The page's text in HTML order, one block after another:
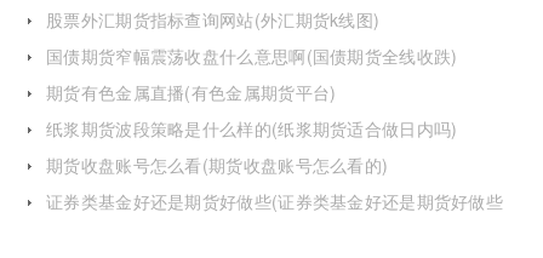
股票外汇期货指标查询网站(外汇期货k线图)
国债期货窄幅震荡收盘什么意思啊(国债期货全线收跌)
期货有色金属直播(有色金属期货平台)
纸浆期货波段策略是什么样的(纸浆期货适合做日内吗)
期货收盘账号怎么看(期货收盘账号怎么看的)
证券类基金好还是期货好做些(证券类基金好还是期货好做些